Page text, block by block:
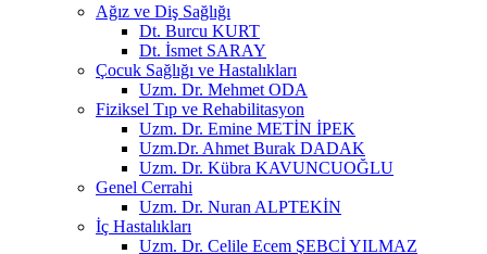
Ağız ve Diş Sağlığı
Dt. Burcu KURT
Dt. İsmet SARAY
Çocuk Sağlığı ve Hastalıkları
Uzm. Dr. Mehmet ODA
Fiziksel Tıp ve Rehabilitasyon
Uzm. Dr. Emine METİN İPEK
Uzm.Dr. Ahmet Burak DADAK
Uzm. Dr. Kübra KAVUNCUOĞLU
Genel Cerrahi
Uzm. Dr. Nuran ALPTEKİN
İç Hastalıkları
Uzm. Dr. Celile Ecem ŞEBCİ YILMAZ